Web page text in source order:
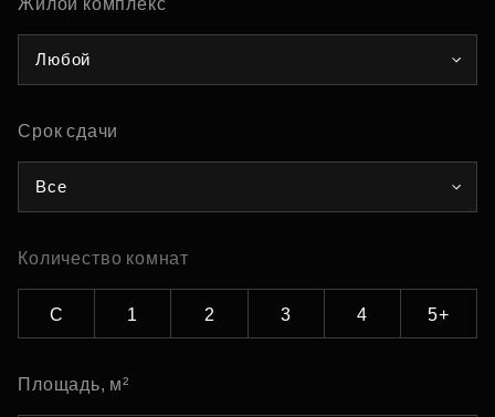
Жилой комплекс
Любой
Срок сдачи
Все
Количество комнат
С 1 2 3 4 5+
Площадь, м²